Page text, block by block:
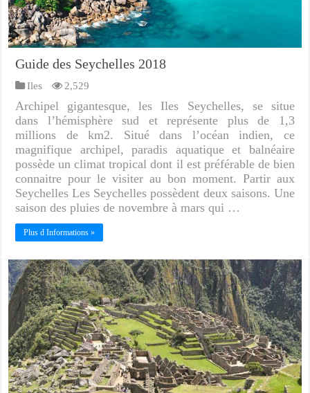
Guide des Seychelles 2018
Iles 2,529
Archipel gigantesque, les Iles Seychelles, se situe
dans l’hémisphère sud et représente plus de 1,3
millions de km2. Situé dans l’océan indien, ce
magnifique archipel, paradis aquatique et balnéaire
possède un climat tropical dont il est préférable de bien
connaitre pour le visiter au bon moment. Partir aux
Seychelles Les Seychelles possèdent deux saisons. Une
saison des pluies de novembre à mars qui …
Plus d Informations »